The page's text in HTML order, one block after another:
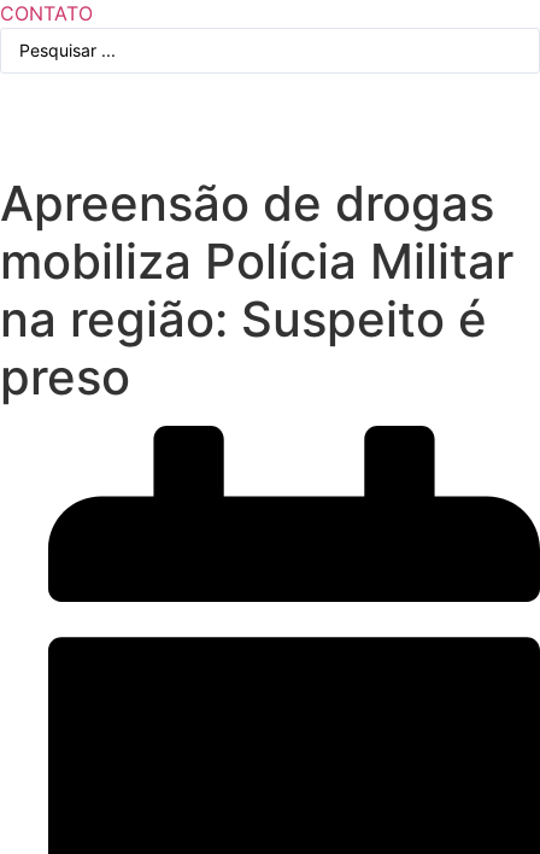
CONTATO
Pesquisar
Apreensão de drogas
mobiliza Polícia Militar
na região: Suspeito é
preso